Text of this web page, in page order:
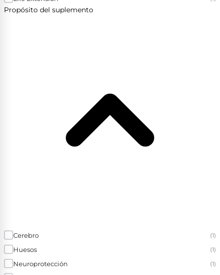
Propósito del suplemento
Cerebro (1)
Huesos (1)
Neuroprotección (1)